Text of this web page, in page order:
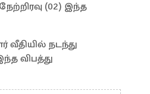
(02) இந்த
நடந்து
விபத்து